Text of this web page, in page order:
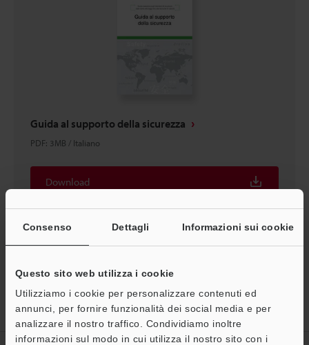
Consenso Dettagli Informazioni sui cookie
Questo sito web utilizza i cookie
Utilizziamo i cookie per personalizzare contenuti ed
annunci, per fornire funzionalità dei social media e per
analizzare il nostro traffico. Condividiamo inoltre
informazioni sul modo in cui utilizza il nostro sito con i
Guida al supporto della sicurezza
PDF: 3MB / Italiano
Download
luminose di sicurezza
Barriera luminosa di sicurezza compatta e
robusta
Download